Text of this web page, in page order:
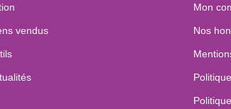
vendus
Mon
Nos